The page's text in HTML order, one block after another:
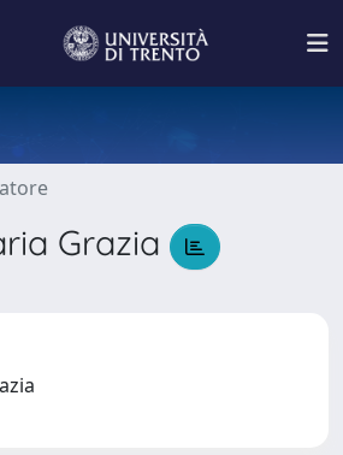
Grazia